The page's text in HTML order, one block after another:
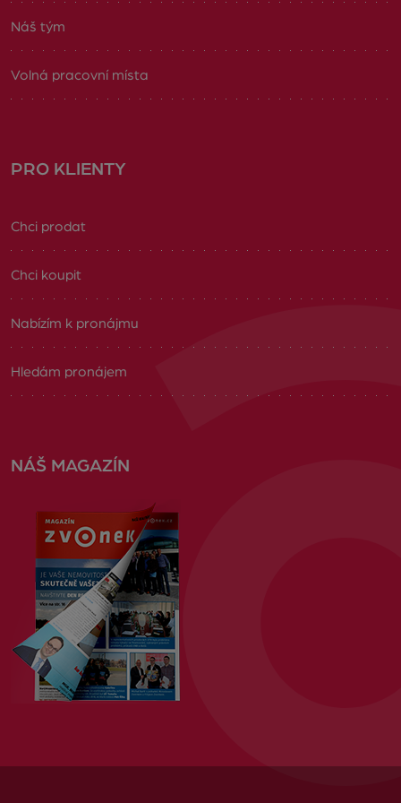
Náš tým
Volná pracovní místa
PRO KLIENTY
Chci prodat
Chci koupit
Nabízím k pronájmu
Hledám pronájem
NÁŠ MAGAZÍN